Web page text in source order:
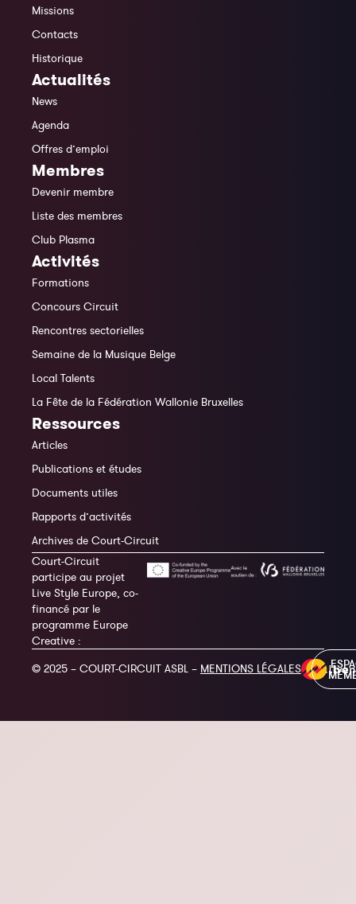
Missions
Contacts
Historique
Actualités
News
Agenda
Offres d’emploi
Membres
Devenir membre
Liste des membres
Club Plasma
Activités
Formations
Concours Circuit
Rencontres sectorielles
Semaine de la Musique Belge
Local Talents
La Fête de la Fédération Wallonie Bruxelles
Ressources
Articles
Publications et études
Documents utiles
Rapports d’activités
Archives de Court-Circuit
Court-Circuit
participe au projet
Live Style Europe, co-
financé par le
programme Europe
Creative :
© 2025 – COURT-CIRCUIT ASBL – MENTIONS LÉGALES